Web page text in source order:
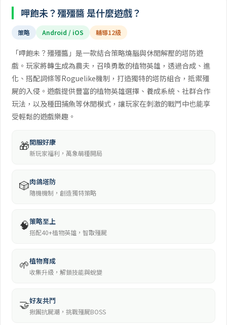
呷飽未？殭殭醬 是什麼遊戲？
策略 Android / iOS 輔導12級
「呷飽未？殭殭醬」是一款結合策略燒腦與休閒解壓的塔防遊
戲。玩家將轉生成為農夫，召喚勇敢的植物英雄，透過合成、進
化、搭配詞條等Roguelike機制，打造獨特的塔防組合，抵禦殭
屍的入侵。遊戲提供豐富的植物英雄選擇、養成系統、社群合作
玩法，以及種田捕魚等休閒模式，讓玩家在刺激的戰鬥中也能享
受輕鬆的遊戲樂趣。
🎁開服好康
新玩家福利，萬象萌種開局
🎲肉鴿塔防
隨機機制，創造獨特策略
🧠策略至上
搭配40+植物英雄，智取殭屍
🌱植物育成
收集升級，解鎖技能與蛻變
🤝好友共鬥
揪團抗屍潮，挑戰殭屍BOSS